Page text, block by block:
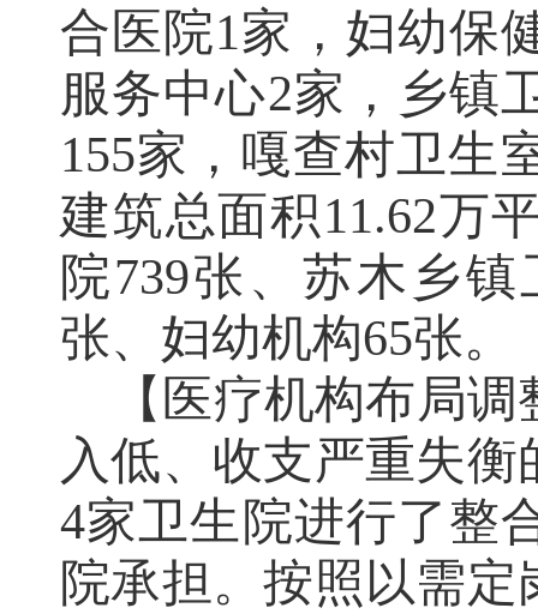
合医院1家，妇幼保
服务中心2家，乡镇
155家，嘎查村卫生
建筑总面积11.62万
院739张、苏木乡镇
张、妇幼机构65张。
【 医疗机构布局调
入低、收支严重失衡
4家卫生院进行了整
院承担。按照以需